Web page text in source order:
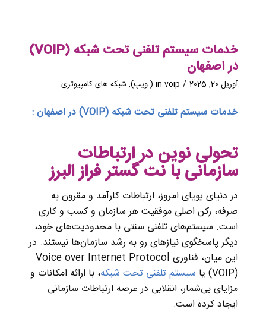
خدمات سیستم تلفنی تحت شبکه (VOIP)
در اصفهان
آوریل 20, 2025 /
in voip ( ویپ) , شبکه های کامپیوتری
خدمات سیستم تلفنی تحت شبکه (VOIP) در اصفهان :
تحولی نوین در ارتباطات
سازمانی با نت گستر فراز البرز
در دنیای پویای امروز، ارتباطات کارآمد و مقرون به
صرفه، رکن اصلی موفقیت هر سازمان و کسب و کاری
است. سیستم‌های تلفنی سنتی با محدودیت‌های خود،
دیگر پاسخگوی نیازهای رو به رشد سازمان‌ها نیستند. در
این میان، فناوری Voice over Internet Protocol
(VOIP) یا
سیستم تلفنی تحت شبکه، با ارائه امکانات و
مزایای بی‌شمار، انقلابی در عرصه ارتباطات سازمانی
ایجاد کرده است.